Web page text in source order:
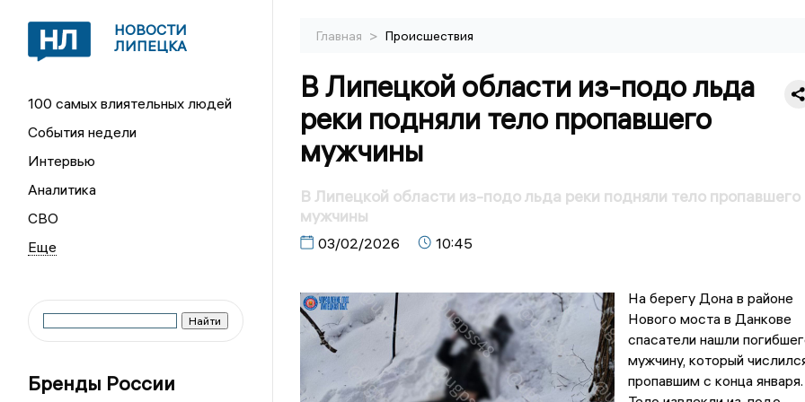
НОВОСТИ
ЛИПЕЦКА
100 самых влиятельных людей
События недели
Интервью
Аналитика
СВО
Бренды России
Главная > Происшествия
В Липецкой области из-подо льда
реки подняли тело пропавшего
мужчины
В Липецкой области из-подо льда реки подняли тело пропавшего
мужчины
03/02/2026 10:45
На берегу Дона в районе
Нового моста в Данкове
спасатели нашли
мужчину, который
пропавшим с конца января.